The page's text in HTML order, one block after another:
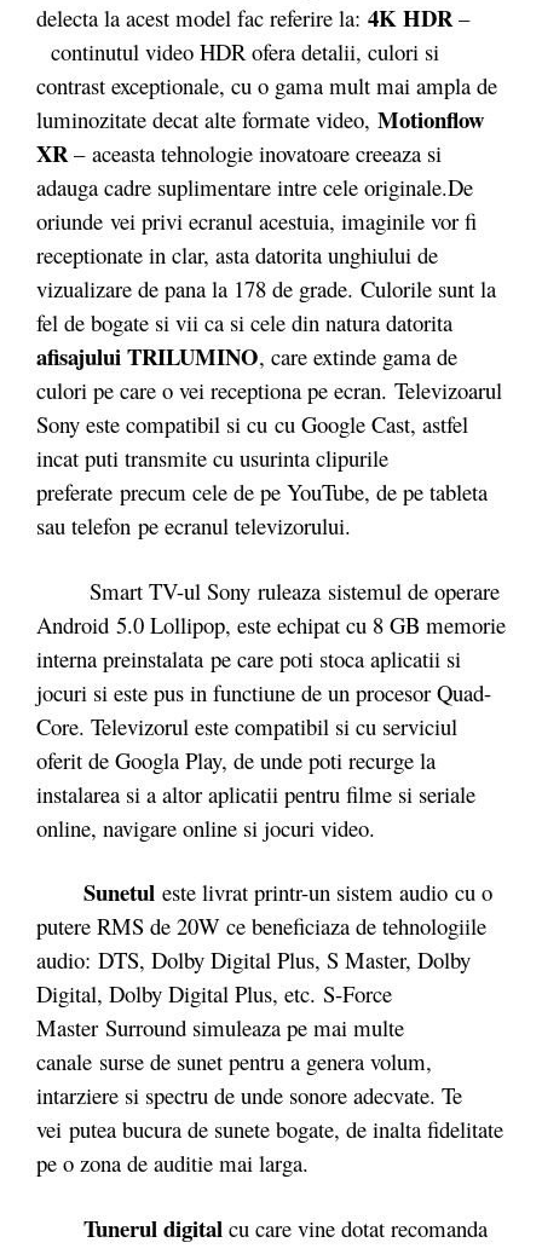
delecta la acest model fac referire la: 4K HDR–
continutul video HDR ofera detalii, culori si
contrast exceptionale, cu o gama mult mai ampla de
luminozitate decat alte formate video, Motionflow
XR– aceasta tehnologie inovatoare creeaza si
adauga cadre suplimentare intre cele originale.De
oriunde vei privi ecranul acestuia, imaginile vor fi
receptionate in clar, asta datorita unghiului de
vizualizare de pana la 178 de grade. Culorile sunt la
fel de bogate si vii ca si cele din natura datorita
afisajului TRILUMINO, care extinde gama de
culori pe care o vei receptiona pe ecran. Televizoarul
Sony este compatibil si cu cu Google Cast, astfel
incat puti transmite cu usurinta clipurile
preferate precum cele de pe YouTube, de pe tableta
sau telefon pe ecranul televizorului.
Smart TV-ul Sony ruleaza sistemul de operare
Android 5.0 Lollipop, este echipat cu 8 GB memorie
interna preinstalata pe care poti stoca aplicatii si
jocuri si este pus in functiune de un procesor Quad-
Core. Televizorul este compatibil si cu serviciul
oferit de Googla Play, de unde poti recurge la
instalarea si a altor aplicatii pentru filme si seriale
online, navigare online si jocuri video.
Sunetul este livrat printr-un sistem audio cu o
putere RMS de 20W ce beneficiaza de tehnologiile
audio: DTS, Dolby Digital Plus, S Master, Dolby
Digital, Dolby Digital Plus, etc. S-Force
Master Surround simuleaza pe mai multe
canale surse de sunet pentru a genera volum,
intarziere si spectru de unde sonore adecvate. Te
vei putea bucura de sunete bogate, de inalta fidelitate
pe o zona de auditie mai larga.
Tunerul digital cu care vine dotat recomanda